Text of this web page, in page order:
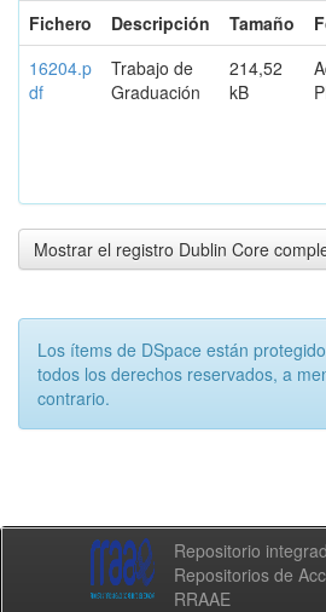
Fichero
Descripción Tamaño
16204.p
df
Trabajo de
Graduación
214,52
kB
Mostrar el registro Dublin Core
Los ítems de DSpace están
todos los derechos reservados, a
contrario.
Repositorio
Repositorios de
RRAAE